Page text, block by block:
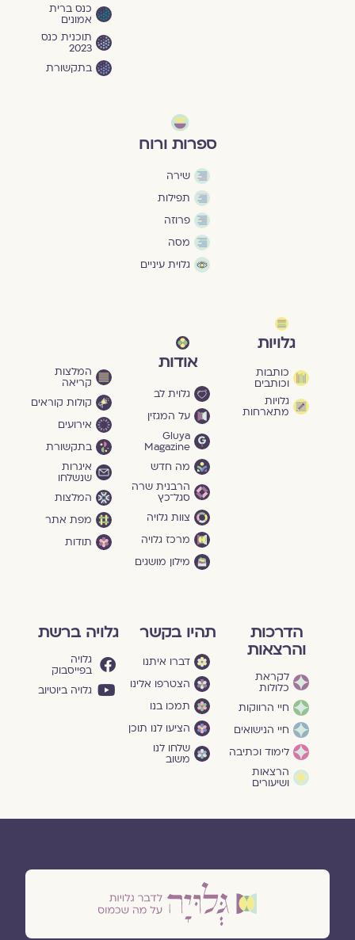
כנס ברית
אמונים
תוכנית כנס
2023
בתקשורת
ספרות ורוח
שירה
תפילות
פרוזה
מסה
גלוית עיניים
גלויות
כותבות
וכותבים
גלויות
מתארחות
אודות
גלוית לב
על המגזין
Gluya
Magazine
מה חדש
הרבנית שרה
סגל־כץ
צוות גלויה
מרכז גלויה
מילון מושגים
המלצות
קריאה
קולות קוראים
אירועים
בתקשורת
איגרות
שנשלחו
המלצות
מפת אתר
תודות
הדרכות
והרצאות
לקראת
כלולות
חיי הרווקות
חיי הנישואים
לימוד וכתיבה
הרצאות
ושיעורים
תהיו בקשר
דברו איתנו
הצטרפו אלינו
תמכו בנו
הציעו לנו תוכן
שלחו לנו
משוב
גלויה ברשת
גלויה
בפייסבוק
גלויה ביוטיוב